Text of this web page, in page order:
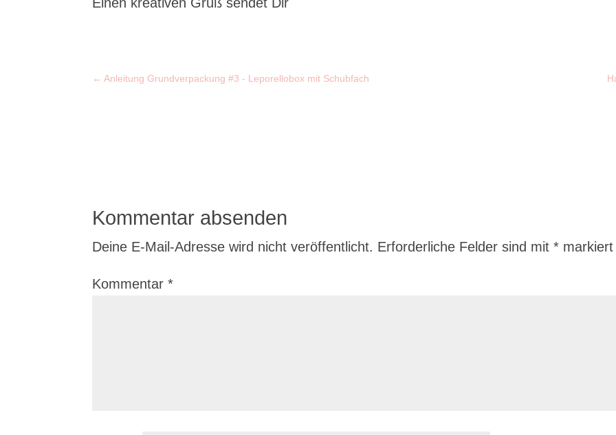
←Anleitung Grundverpackung #3 - Leporellobox mit Schubfach
Kommentar absenden
Deine E-Mail-Adresse wird nicht veröffentlicht. Erforderliche Felder sind mit* markiert
Kommentar*